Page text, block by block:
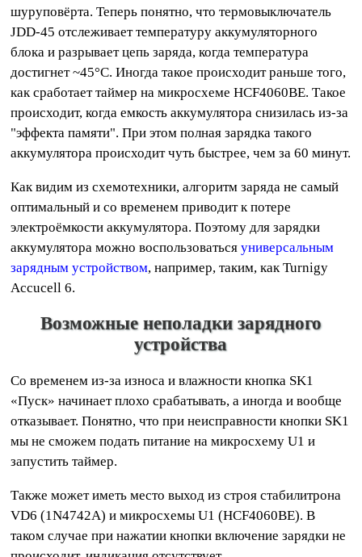
шуруповёрта. Теперь понятно, что термовыключатель
JDD-45 отслеживает температуру аккумуляторного
блока и разрывает цепь заряда, когда температура
достигнет ~45°С. Иногда такое происходит раньше того,
как сработает таймер на микросхеме HCF4060BE. Такое
происходит, когда емкость аккумулятора снизилась из-за
"эффекта памяти". При этом полная зарядка такого
аккумулятора происходит чуть быстрее, чем за 60 минут.
Как видим из схемотехники, алгоритм заряда не самый
оптимальный и со временем приводит к потере
электроёмкости аккумулятора. Поэтому для зарядки
аккумулятора можно воспользоватьсяуниверсальным
зарядным устройством, например, таким, как Turnigy
Accucell 6.
Возможные неполадки зарядного
устройства
Со временем из-за износа и влажности кнопка SK1
«Пуск» начинает плохо срабатывать, а иногда и вообще
отказывает. Понятно, что при неисправности кнопки SK1
мы не сможем подать питание на микросхему U1 и
запустить таймер.
Также может иметь место выход из строя стабилитрона
VD6 (1N4742A) и микросхемы U1 (HCF4060BE). В
таком случае при нажатии кнопки включение зарядки не